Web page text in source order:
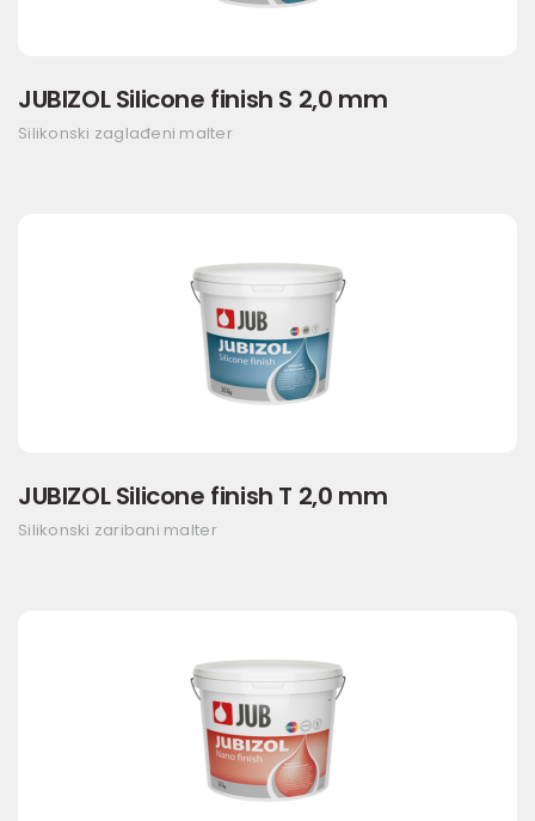
JUBIZOL Silicone finish S 2,0 mm
Silikonski zaglađeni malter
JUBIZOL Silicone finish T 2,0 mm
Silikonski zaribani malter